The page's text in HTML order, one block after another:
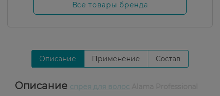
Все товары бренда
Описание Применение Состав
Описание спрея для волос